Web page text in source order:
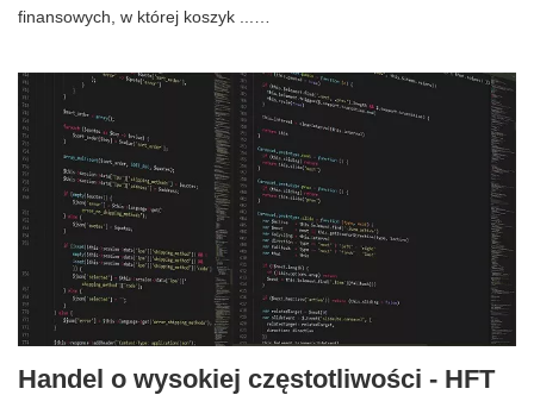
finansowych, w której koszyk ...…
Handel o wysokiej częstotliwości - HFT